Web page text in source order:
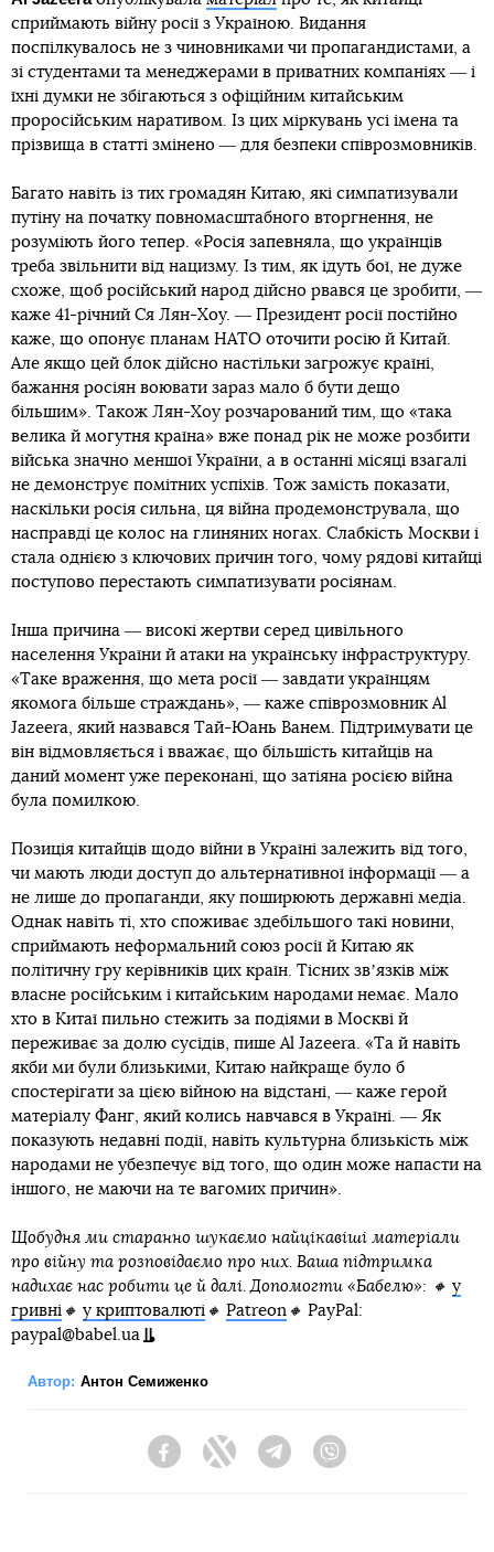
сприймають війну росії з Україною. Видання
поспілкувалось не з чиновниками чи пропагандистами, а
зі студентами та менеджерами в приватних компаніях ― і
їхні думки не збігаються з офіційним китайським
проросійським наративом. Із цих міркувань усі імена та
прізвища в статті змінено ― для безпеки співрозмовників.
Багато навіть із тих громадян Китаю, які симпатизували
путіну на початку повномасштабного вторгнення, не
розуміють його тепер. «Росія запевняла, що українців
треба звільнити від нацизму. Із тим, як ідуть бої, не дуже
схоже, щоб російський народ дійсно рвався це зробити, ―
каже 41-річний Ся Лян-Хоу. ― Президент росії постійно
каже, що опонує планам НАТО оточити росію й Китай.
Але якщо цей блок дійсно настільки загрожує країні,
бажання росіян воювати зараз мало б бути дещо
більшим». Також Лян-Хоу розчарований тим, що «така
велика й могутня країна» вже понад рік не може розбити
війська значно меншої України, а в останні місяці взагалі
не демонструє помітних успіхів. Тож замість показати,
наскільки росія сильна, ця війна продемонструвала, що
насправді це колос на глиняних ногах. Слабкість Москви і
стала однією з ключових причин того, чому рядові китайці
поступово перестають симпатизувати росіянам.
Інша причина ― високі жертви серед цивільного
населення України й атаки на українську інфраструктуру.
«Таке враження, що мета росії ― завдати українцям
якомога більше страждань», ― каже співрозмовник Al
Jazeera, який назвався Тай-Юань Ванем. Підтримувати це
він відмовляється і вважає, що більшість китайців на
даний момент уже переконані, що затіяна росією війна
була помилкою.
Позиція китайців щодо війни в Україні залежить від того,
чи мають люди доступ до альтернативної інформації ― а
не лише до пропаганди, яку поширюють державні медіа.
Однак навіть ті, хто споживає здебільшого такі новини,
сприймають неформальний союз росії й Китаю як
політичну гру керівників цих країн. Тісних звʼязків між
власне російським і китайським народами немає. Мало
хто в Китаї пильно стежить за подіями в Москві й
переживає за долю сусідів, пише Al Jazeera. «Та й навіть
якби ми були близькими, Китаю найкраще було б
спостерігати за цією війною на відстані, ― каже герой
матеріалу Фанг, який колись навчався в Україні. ― Як
показують недавні події, навіть культурна близькість між
народами не убезпечує від того, що один може напасти на
іншого, не маючи на те вагомих причин».
Щобудня ми старанно шукаємо найцікавіші матеріали
про війну та розповідаємо про них. Ваша підтримка
надихає нас робити це й далі. Допомогти «Бабелю»: 🔸 у
гривні 🔸 у криптовалюті 🔸 Patreon 🔸 PayPal:
paypal@babel.ua
Автор: Антон Семиженко
FacebookTwitter Telegram